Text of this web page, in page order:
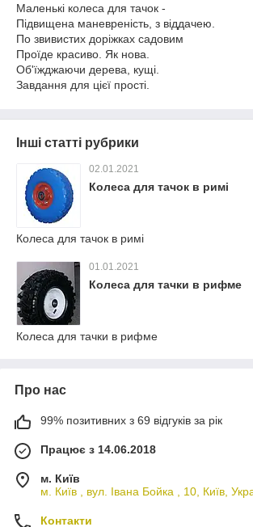
Маленькі колеса для тачок -
Підвищена маневреність, з віддачею.
По звивистих доріжках садовим
Проїде красиво. Як нова.
Об'їжджаючи дерева, кущі.
Завдання для цієї прості.
Інші статті рубрики
02.01.2021
Колеса для тачок в римі
Колеса для тачок в римі
01.01.2021
Колеса для тачки в рифме
Колеса для тачки в рифме
Про нас
99% позитивних з 69 відгуків за рік
Працює з 14.06.2018
м. Київ
м. Київ , вул. Івана Бойка , 10, Київ,
Контакти